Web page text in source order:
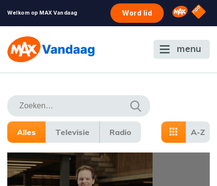
Welkom op MAX Vandaag Word lid Omroep
NPO
menu
Alles Televisie Radio A-Z